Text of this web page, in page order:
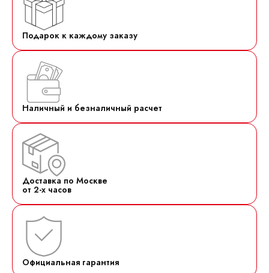
Подарок к каждому заказу
Наличный и безналичный расчет
Доставка по Москве
от 2-х часов
Официальная гарантия